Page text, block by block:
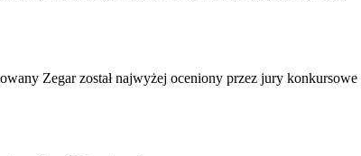
Zegar został najwyżej oceniony przez jury konkursowe